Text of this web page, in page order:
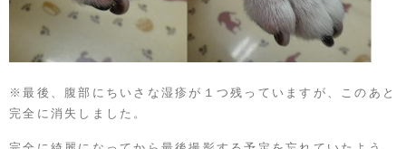
※最後、腹部にちいさな湿疹が１つ残っていますが、このあと
完全に消失しました。